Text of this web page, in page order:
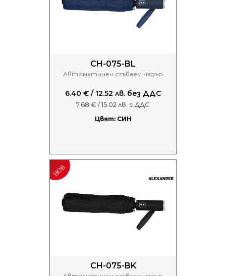
CH-075-BL
Автоматичен сгъваем чадър
6.40 € / 12.52 лв. без ДДС
7.68 € / 15.02 лв. с ДДС
Цвят: СИН
CH-075-BK